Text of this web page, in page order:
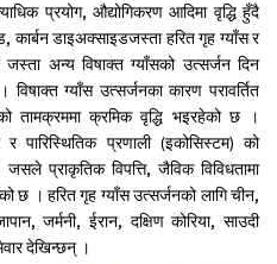
प्रयोग, औद्योगिकरण आदिमा वृद्धि हुँदै
डाइअक्साइडजस्ता हरित गृह ग्याँस र
अन्य विषाक्त ग्याँसको उत्सर्जन दिन
ग्याँस उत्सर्जनका कारण परावर्तित
तामक्रममा क्रमिक वृद्धि भइरहेको छ ।
पारिस्थितिक प्रणाली (इकोसिस्टम) को
प्राकृतिक विपत्ति, जैविक विविधतामा
छ । हरित गृह ग्याँस उत्सर्जनको लागि चीन,
जर्मनी, ईरान, दक्षिण कोरिया, साउदी
देखिन्छन् ।